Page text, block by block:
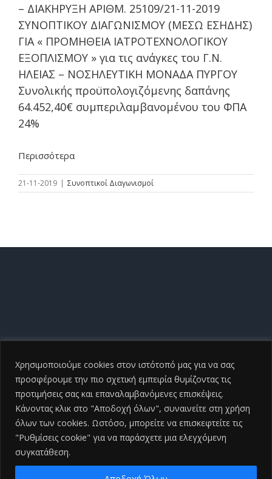
Χρησιμοποιούμε cookies στον ιστότοπό μας για να σας
προσφέρουμε την πιο σχετική εμπειρία θυμίζοντας τις
προτιμήσεις σας και επαναλαμβανόμενες επισκέψεις.
Κάνοντας κλικ στο "Αποδοχή όλων", συναινείτε στη χρήση
όλων των cookies. Ωστόσο, μπορείτε να επισκεφτείτε τις
"Ρυθμίσεις cookie" για να παράσχετε μια ελεγχόμενη
συγκατάθεση.
– ΔΙΑΚΗΡΥΞΗ ΑΡΙΘΜ. 25109/21-11-2019
ΣΥΝΟΠΤΙΚΟΥ ΔΙΑΓΩΝΙΣΜΟΥ (ΜΕΣΩ ΕΣΗΔΗΣ)
ΓΙΑ « ΠΡΟΜΗΘΕΙΑ ΙΑΤΡΟΤΕΧΝΟΛΟΓΙΚΟΥ
ΕΞΟΠΛΙΣΜΟΥ » για τις ανάγκες του Γ.Ν.
ΗΛΕΙΑΣ – ΝΟΣΗΛΕΥΤΙΚΗ ΜΟΝΑΔΑ ΠΥΡΓΟΥ
Συνολικής προϋπολογιζόμενης δαπάνης
64.452,40€ συμπεριλαμβανομένου του ΦΠΑ
24%
Περισσότερα
21-11-2019 | Συνοπτικοί Διαγωνισμοί
Copyright ©2026 Γενικό Νοσοκομείο Ηλείας |All Rights
2026 | Developed by